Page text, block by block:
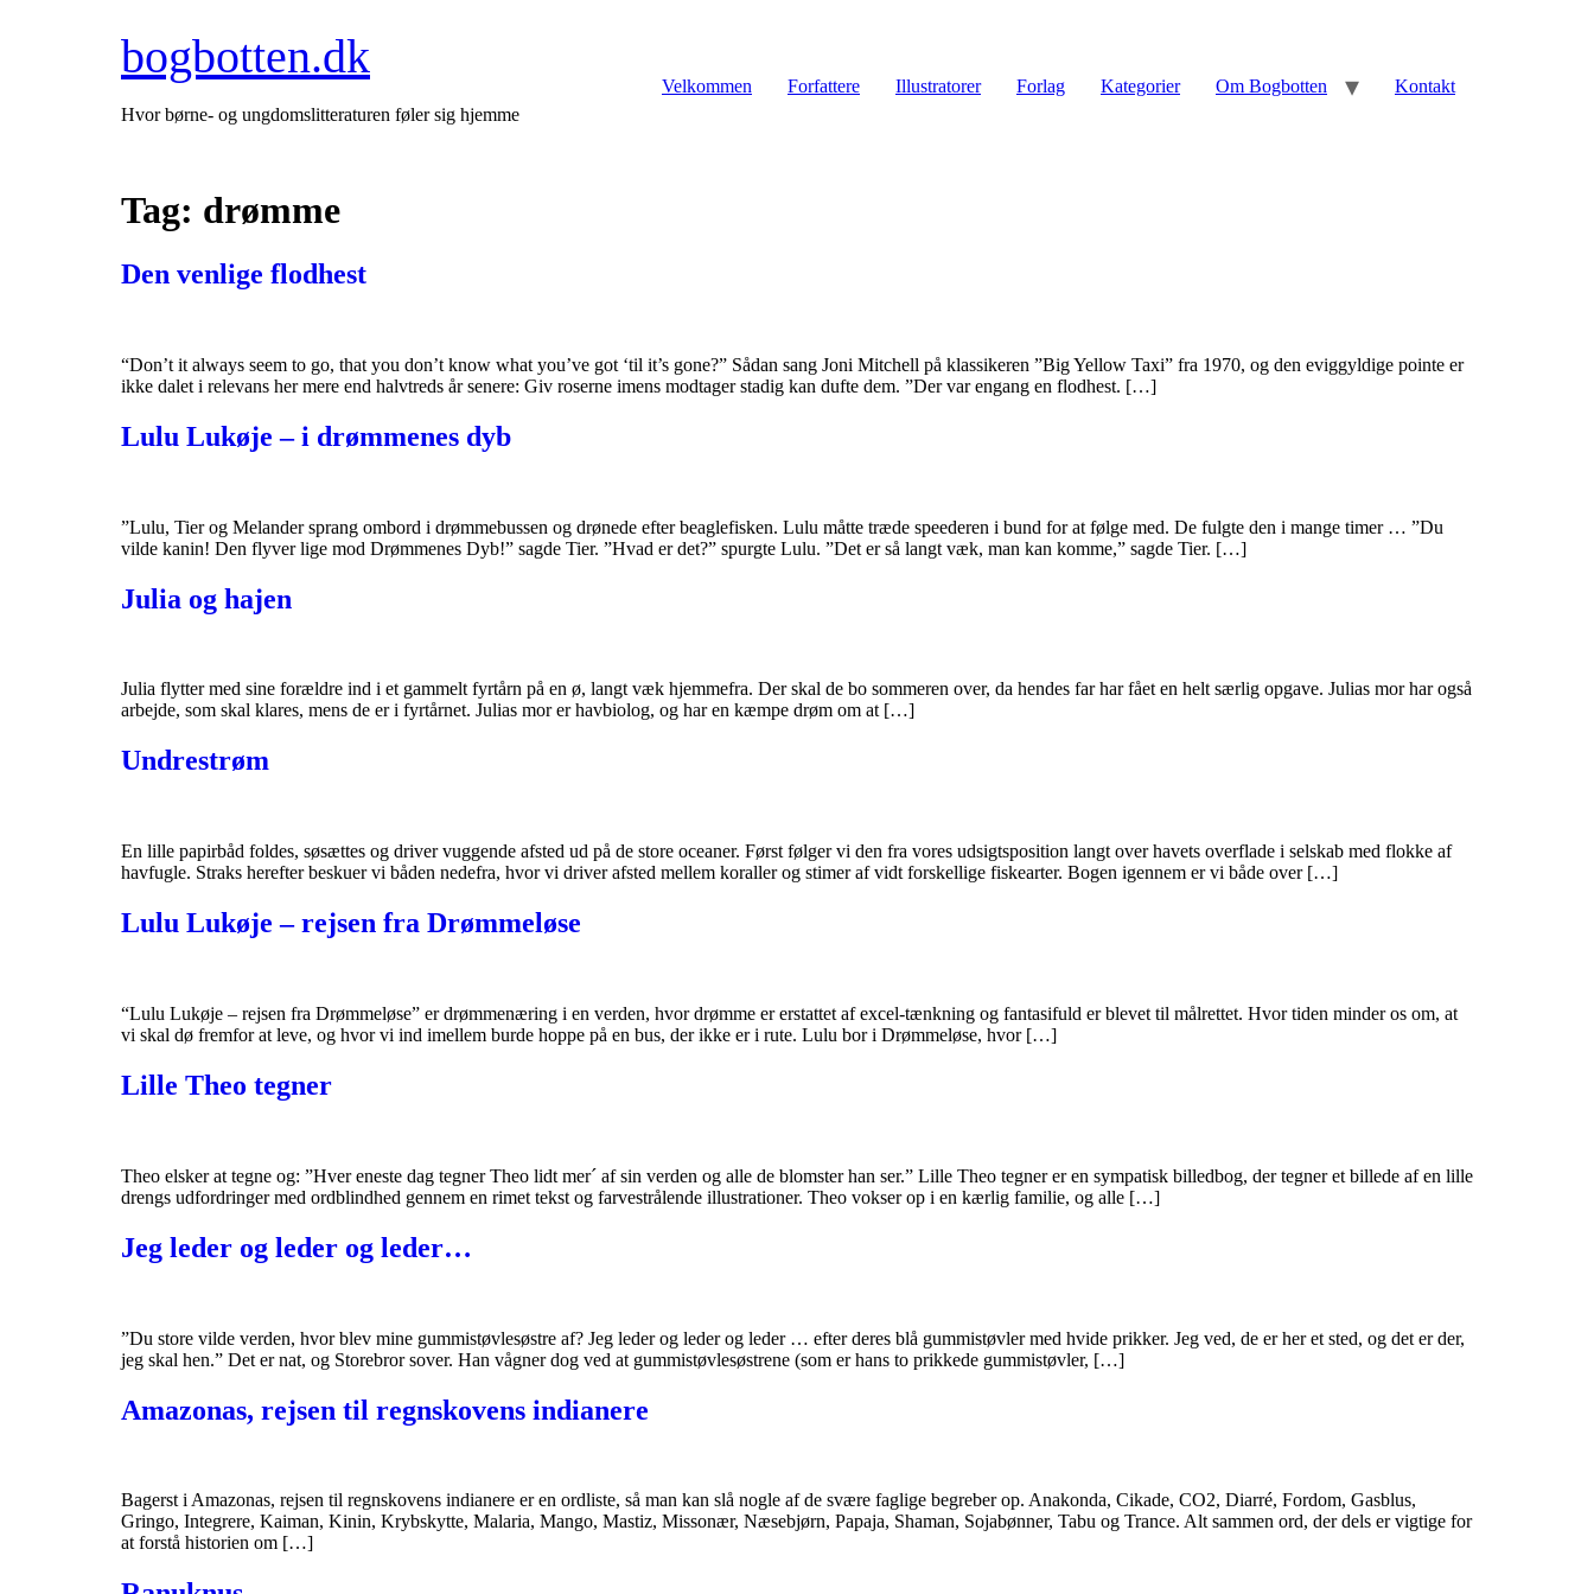
bogbotten.dk
Hvor børne- og ungdomslitteraturen føler sig hjemme
Velkommen Forfattere Illustratorer Forlag Kategorier Om Bogbotten Kontakt
Tag: drømme
Den venlige flodhest
“Don’t it always seem to go, that you don’t know what you’ve got ‘til it’s gone?” Sådan sang Joni Mitchell på klassikeren ”Big Yellow Taxi” fra 1970, og den eviggyldige pointe er
ikke dalet i relevans her mere end halvtreds år senere: Giv roserne imens modtager stadig kan dufte dem. ”Der var engang en flodhest. […]
Lulu Lukøje – i drømmenes dyb
”Lulu, Tier og Melander sprang ombord i drømmebussen og drønede efter beaglefisken. Lulu måtte træde speederen i bund for at følge med. De fulgte den i mange timer … ”Du
vilde kanin! Den flyver lige mod Drømmenes Dyb!” sagde Tier. ”Hvad er det?” spurgte Lulu. ”Det er så langt væk, man kan komme,” sagde Tier. […]
Julia og hajen
Julia flytter med sine forældre ind i et gammelt fyrtårn på en ø, langt væk hjemmefra. Der skal de bo sommeren over, da hendes far har fået en helt særlig opgave. Julias mor har også
arbejde, som skal klares, mens de er i fyrtårnet. Julias mor er havbiolog, og har en kæmpe drøm om at […]
Undrestrøm
En lille papirbåd foldes, søsættes og driver vuggende afsted ud på de store oceaner. Først følger vi den fra vores udsigtsposition langt over havets overflade i selskab med flokke af
havfugle. Straks herefter beskuer vi båden nedefra, hvor vi driver afsted mellem koraller og stimer af vidt forskellige fiskearter. Bogen igennem er vi både over […]
Lulu Lukøje – rejsen fra Drømmeløse
“Lulu Lukøje – rejsen fra Drømmeløse” er drømmenæring i en verden, hvor drømme er erstattet af excel-tænkning og fantasifuld er blevet til målrettet. Hvor tiden minder os om, at
vi skal dø fremfor at leve, og hvor vi ind imellem burde hoppe på en bus, der ikke er i rute. Lulu bor i Drømmeløse, hvor […]
Lille Theo tegner
Theo elsker at tegne og: ”Hver eneste dag tegner Theo lidt mer´ af sin verden og alle de blomster han ser.” Lille Theo tegner er en sympatisk billedbog, der tegner et billede af en lille
drengs udfordringer med ordblindhed gennem en rimet tekst og farvestrålende illustrationer. Theo vokser op i en kærlig familie, og alle […]
Jeg leder og leder og leder…
”Du store vilde verden, hvor blev mine gummistøvlesøstre af? Jeg leder og leder og leder … efter deres blå gummistøvler med hvide prikker. Jeg ved, de er her et sted, og det er der,
jeg skal hen.” Det er nat, og Storebror sover. Han vågner dog ved at gummistøvlesøstrene (som er hans to prikkede gummistøvler, […]
Amazonas, rejsen til regnskovens indianere
Bagerst i Amazonas, rejsen til regnskovens indianere er en ordliste, så man kan slå nogle af de svære faglige begreber op. Anakonda, Cikade, CO2, Diarré, Fordom, Gasblus,
Gringo, Integrere, Kaiman, Kinin, Krybskytte, Malaria, Mango, Mastiz, Missonær, Næsebjørn, Papaja, Shaman, Sojabønner, Tabu og Trance. Alt sammen ord, der dels er vigtige for
at forstå historien om […]